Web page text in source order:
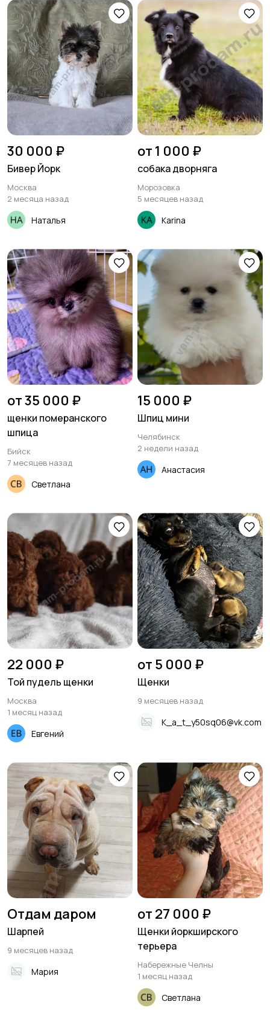
30 000 ₽
Бивер Йорк
Москва
2 месяца назад
Наталья
от 1 000 ₽
собака дворняга
Морозовка
5 месяцев назад
Karina
от 35 000 ₽
щенки померанского
шпица
Бийск
7 месяцев назад
Светлана
15 000 ₽
Шпиц мини
Челябинск
2 недели назад
Анастасия
22 000 ₽
Той пудель щенки
Москва
1 месяц назад
Eвгений
от 5 000 ₽
Щенки
9 месяцев назад
K_a_t_y50sq06@vk.com
Отдам даром
Шарпей
9 месяцев назад
Мария
от 27 000 ₽
Щенки йоркширского
терьера
Набережные Челны
1 месяц назад
Светлана